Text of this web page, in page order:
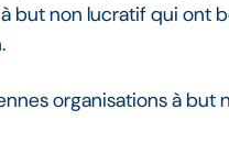
but non lucratif qui ont
organisations à